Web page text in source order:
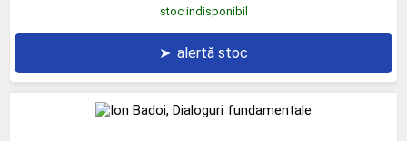
stoc indisponibil
➤ alertă stoc